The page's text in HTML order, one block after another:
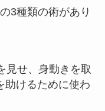
3種類の術があり
見せ、身動きを取
助けるために使わ